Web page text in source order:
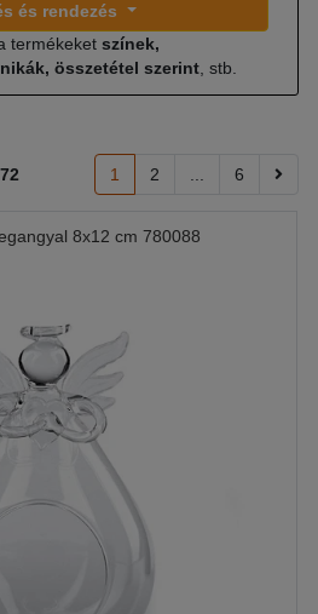
és rendezés
termékeket színek,
összetétel szerint , stb.
72 1 2 6
8x12 cm 780088